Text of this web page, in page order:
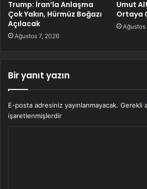
Trump: İran’la Anlaşma
Çok Yakın, Hürmüz Boğazı
Açılacak
Ağustos 7, 2026
Umut
Ortaya
Ağustos
Bir yanıt yazın
E-posta adresiniz yayınlanmayacak. Gerekli
işaretlenmişlerdir